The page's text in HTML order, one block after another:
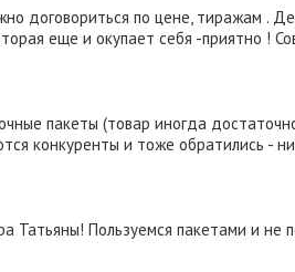
договориться по цене, тиражам .
еще и окупает себя -приятно !
пакеты (товар иногда
конкуренты и тоже обратились -
Пользуемся пакетами и не